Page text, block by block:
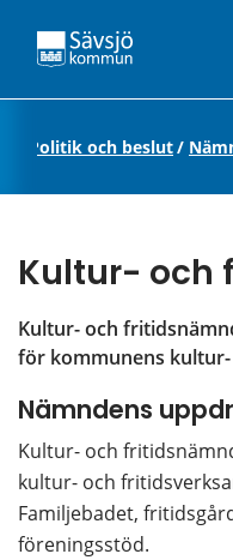
Politik och beslut/
Kultur- och
Kultur- och
för kommunens
Nämndens
Kultur- och
kultur- och
Familjebadet,
föreningsstöd.